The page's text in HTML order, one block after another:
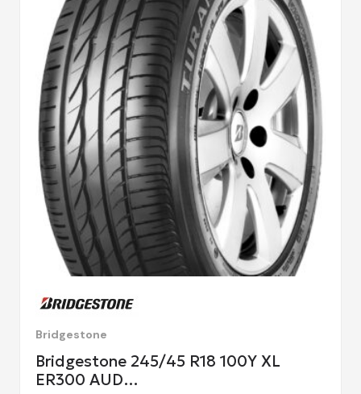
Bridgestone
Bridgestone 245/45 R18 100Y XL
ER300 AUD…